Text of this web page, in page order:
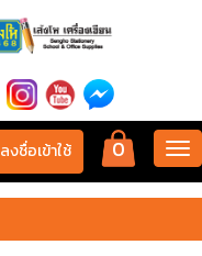
0
ลงชื่อเข้าใช้